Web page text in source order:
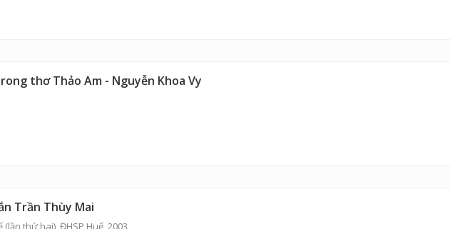
thơ Thảo Am - Nguyễn Khoa Vy
Trần Thùy Mai
thứ hai), ĐHSP Huế, 2003